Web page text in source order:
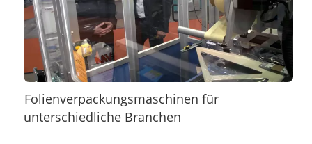
Folienverpackungsmaschinen für
unterschiedliche Branchen